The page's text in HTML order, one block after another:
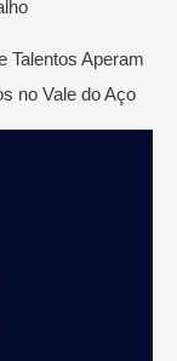
Talentos Aperam
no Vale do Aço